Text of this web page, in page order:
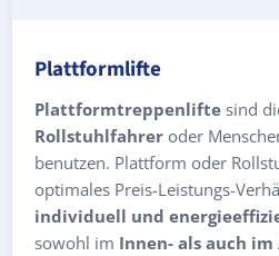
Plattformlifte
Plattformtreppenlifte sind
Rollstuhlfahrer oder
benutzen. Plattform oder
optimales Preis-Leistungs-
individuell und
sowohl im Innen- als auch